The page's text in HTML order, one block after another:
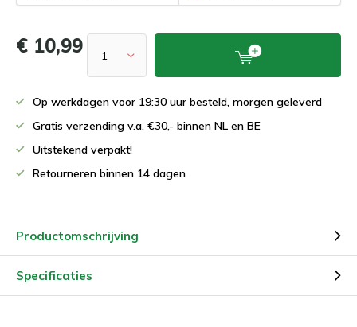
€ 10,99
Op werkdagen voor 19:30 uur besteld, morgen geleverd
Gratis verzending v.a. €30,- binnen NL en BE
Uitstekend verpakt!
Retourneren binnen 14 dagen
Productomschrijving
Specificaties